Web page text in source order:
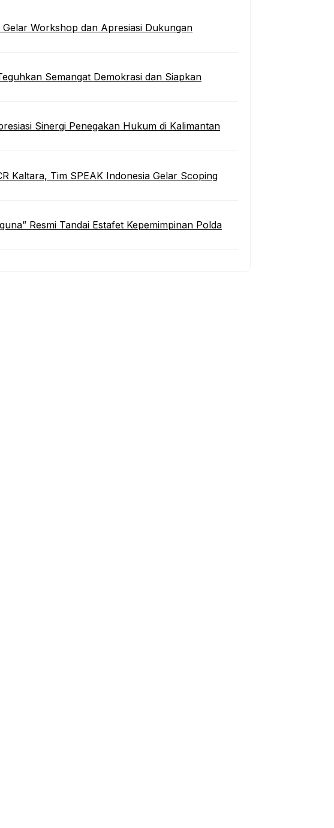
Workshop dan Apresiasi Dukungan
Semangat Demokrasi dan Siapkan
Sinergi Penegakan Hukum di Kalimantan
Kaltara, Tim SPEAK Indonesia Gelar Scoping
Resmi Tandai Estafet Kepemimpinan Polda